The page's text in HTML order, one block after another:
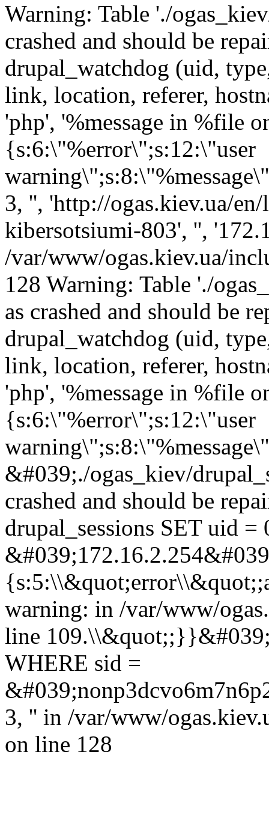
Warning: Table './
crashed and should be
drupal_watchdog (uid,
link, location, referer,
'php', '%message in %file
{s:6:\"%error\";s:12:\"user
3, '', 'http://ogas.kiev.ua/
kibersotsiumi-803', '',
/var/www/ogas.kiev.ua/
128 Warning: Table './
as crashed and should be
drupal_watchdog (uid,
link, location, referer,
'php', '%message in %file
{s:6:\"%error\";s:12:\"user
&#039;./ogas_kiev/
crashed and should be
drupal_sessions SET uid =
warning: in /var/www/
line
WHERE sid =
3, '' in /var/www/
on line 128